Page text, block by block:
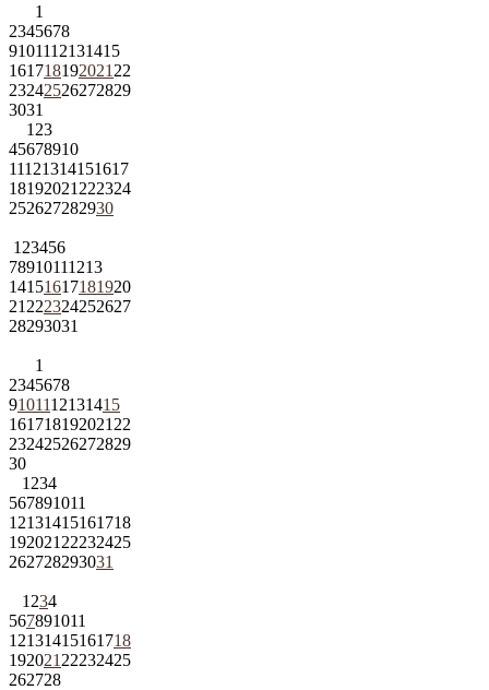
1
2345678
9101112131415
161718192021 22
23242526272829
3031
1 23
45678910
11121314151617
18192021 222324
252627282930
1 23456
78910111213
14151617181920
21 222324252627
28293031
1
2345678
9101112131415
161718192021 22
23242526272829
30
1 234
567891011
12131415161718
192021 22232425
262728293031
1 234
567891011
12131415161718
192021 22232425
262728